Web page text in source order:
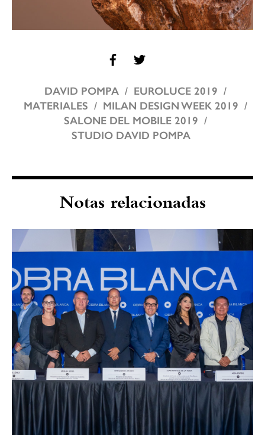
DAVID POMPA
EUROLUCE 2019
MATERIALES
MILAN DESIGN WEEK 2019
SALONE DEL MOBILE 2019
STUDIO DAVID POMPA
Notas relacionadas